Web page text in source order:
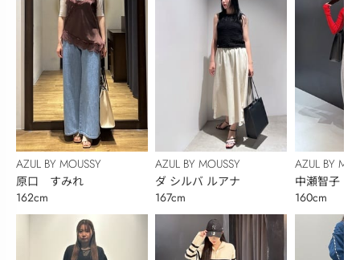
AZUL BY MOUSSY
原口 すみれ
162cm
AZUL BY MOUSSY
ダ シルバ ルアナ
167cm
AZUL BY
中瀬智子
160cm